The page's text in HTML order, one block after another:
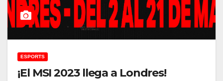
ESPORTS
¡El MSI 2023 llega a Londres!